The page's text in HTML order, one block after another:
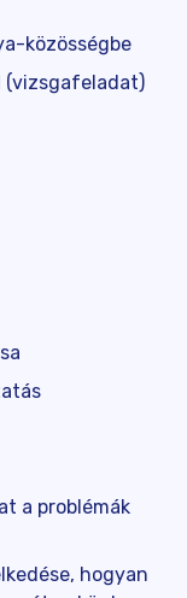
közösségbe
(vizsgafeladat)
a problémák
hogyan